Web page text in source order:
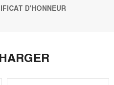
D'HONNEUR